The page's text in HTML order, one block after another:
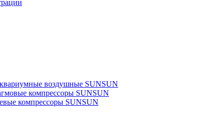
воздушные SUNSUN
компрессоры SUNSUN
компрессоры SUNSUN